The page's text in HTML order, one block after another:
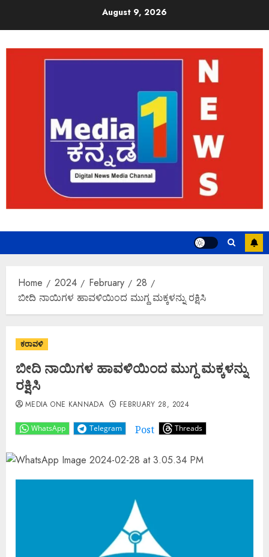
August 9, 2026
Home 2024 February
28
ಬೀದಿ ನಾಯಿಗಳ ಹಾವಳಿಯಿಂದ ಮುಗ್ದ ಮಕ್ಕಳನ್ನು ರಕ್ಷಿಸಿ
ಕರಾವಳಿ
ಬೀದಿ ನಾಯಿಗಳ ಹಾವಳಿಯಿಂದ ಮುಗ್ದ ಮಕ್ಕಳನ್ನು
ರಕ್ಷಿಸಿ
WhatsApp Telegram Post Threads
MEDIA ONE KANNADA FEBRUARY 28, 2024